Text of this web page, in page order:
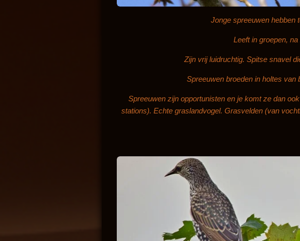
Jonge spreeuwen hebben
Leeft in groepen,
Zijn vrij luidruchtig. Spitse snavel
Spreeuwen broeden in holtes van
Spreeuwen zijn opportunisten en je komt ze dan
stations). Echte graslandvogel. Grasvelden (van